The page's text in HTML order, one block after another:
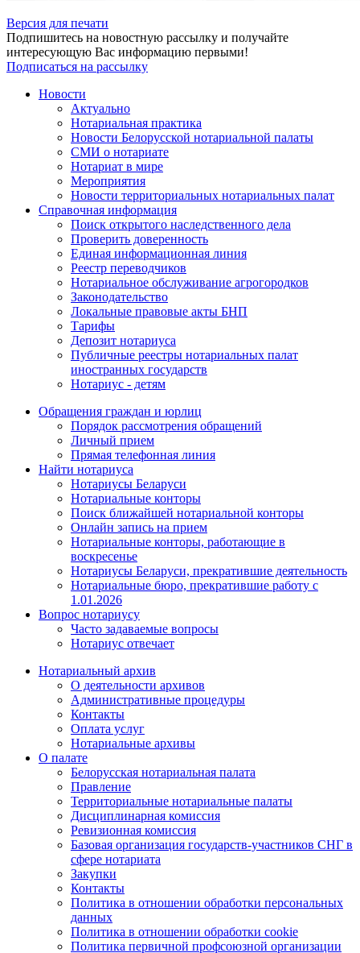
Версия для печати
Подпишитесь на новостную рассылку и получайте
интересующую Вас информацию первыми!
Подписаться на рассылку
Новости
Актуально
Нотариальная практика
Новости Белорусской нотариальной палаты
СМИ о нотариате
Нотариат в мире
Мероприятия
Новости территориальных нотариальных палат
Справочная информация
Поиск открытого наследственного дела
Проверить доверенность
Единая информационная линия
Реестр переводчиков
Нотариальное обслуживание агрогородков
Законодательство
Локальные правовые акты БНП
Тарифы
Депозит нотариуса
Публичные реестры нотариальных палат
иностранных государств
Нотариус - детям
Обращения граждан и юрлиц
Порядок рассмотрения обращений
Личный прием
Прямая телефонная линия
Найти нотариуса
Нотариусы Беларуси
Нотариальные конторы
Поиск ближайшей нотариальной конторы
Онлайн запись на прием
Нотариальные конторы, работающие в
воскресенье
Нотариусы Беларуси, прекратившие деятельность
Нотариальные бюро, прекратившие работу с
1.01.2026
Вопрос нотариусу
Часто задаваемые вопросы
Нотариус отвечает
Нотариальный архив
О деятельности архивов
Административные процедуры
Контакты
Оплата услуг
Нотариальные архивы
О палате
Белорусская нотариальная палата
Правление
Территориальные нотариальные палаты
Дисциплинарная комиссия
Ревизионная комиссия
Базовая организация государств-участников СНГ в
сфере нотариата
Закупки
Контакты
Политика в отношении обработки персональных
данных
Политика в отношении обработки cookie
Политика первичной профсоюзной организации